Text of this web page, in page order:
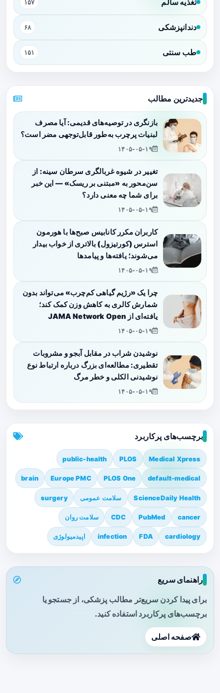
۱۵۷
دندانپزشکی ۶۸
طب سنتی ۱۵۱
جدیدترین مطالب
بازنگری در توصیه‌های قدیمی: آیا مصرف
لبنیات پرچرب به‌طور قابل‌توجهی مضر است؟
۱۴۰۵-۰۵-۱۹
تغییر در شیوه غربالگری سرطان سینه: از
سن‌محور به «مبتنی بر ریسک» — این خبر
برای شما چه معنی دارد؟
۱۴۰۵-۰۵-۱۹
کاربران مکرر کانابیس صبح‌ها با هورمون
استرس (کورتیزول) بالاتری از خواب بیدار
می‌شوند؛ یافته‌ها و پیامدها
۱۴۰۵-۰۵-۱۹
چرا یک «رژیم گیاهی کم‌چرب» می‌تواند بدون
شمارش کالری به کاهش وزن کمک کند؛
یافته‌ای از JAMA Network Open
۱۴۰۵-۰۵-۱۹
نوشیدن شراب در مقابل آبجو و مشروبات
تقطیری: مطالعه‌ای بزرگ درباره ارتباط نوع
نوشیدنی الکلی و خطر مرگ
۱۴۰۵-۰۵-۱۹
برچسب‌های پرکاربرد
Medical Xpress
PLOS
public-health
default-medical
PLOS One
Europe PMC
brain
ScienceDaily Health سلامت عمومی surgery
cancer
PubMed
CDC سلامت روان
cardiology
FDA
infection اپیدمیولوژی
راهنمای سریع
برای پیدا کردن سریع‌تر مطالب پزشکی، از جستجو یا
برچسب‌های پرکاربرد استفاده کنید.
صفحه اصلی